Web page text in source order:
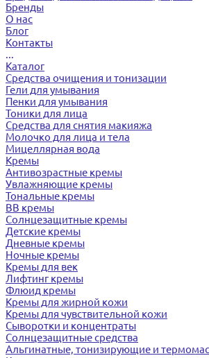
Бренды
О нас
Блог
Контакты
...
Каталог
Средства очищения и тонизации
Гели для умывания
Пенки для умывания
Тоники для лица
Средства для снятия макияжа
Молочко для лица и тела
Мицеллярная вода
Кремы
Антивозрастные кремы
Увлажняющие кремы
Тональные кремы
BB кремы
Солнцезащитные кремы
Детские кремы
Дневные кремы
Ночные кремы
Кремы для век
Лифтинг кремы
Флюид кремы
Кремы для жирной кожи
Кремы для чувствительной кожи
Сыворотки и концентраты
Солнцезащитные средства
Альгинатные, тонизирующие и